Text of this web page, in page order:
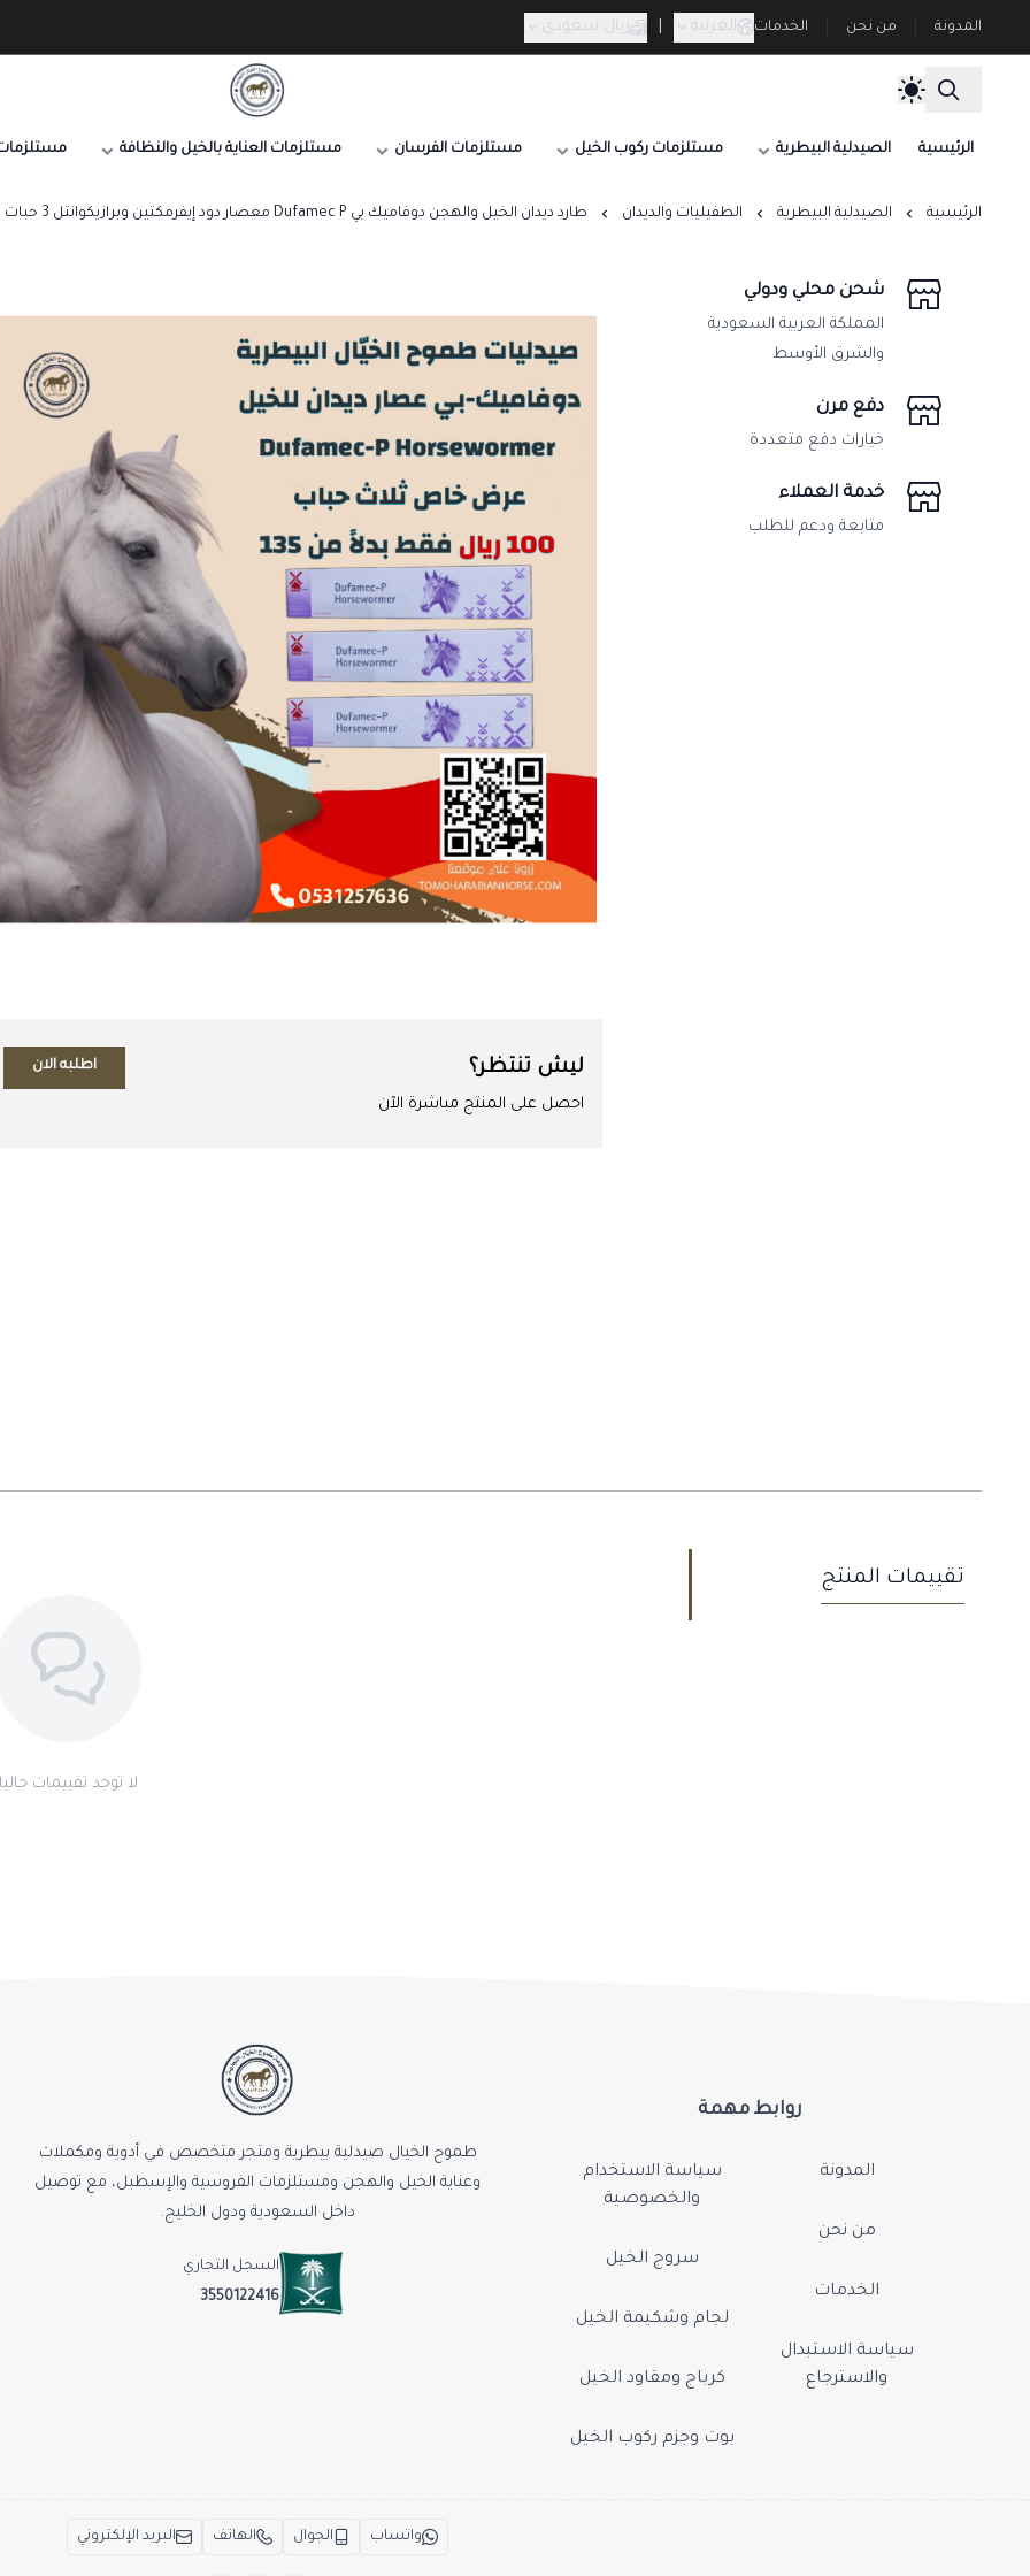
المدونة من نحن الخدمات العربية ريال سعودي
صيدلية طموح الخيال البيطرية
الرئيسية الصيدلية البيطرية مستلزمات ركوب الخيل مستلزمات الفرسان مستلزمات العناية بالخيل والنظافة مستلزمات
الرئيسية الصيدلية البيطرية الطفيليات والديدان طارد ديدان الخيل والهجن دوفاميك بي Dufamec P معصار دود إيفرمكتين وبرازيكوانتل 3 حبات
ليش تنتظر؟
احصل على المنتج مباشرة الآن
اطلبه الان
شحن محلي ودولي
المملكة العربية السعودية
والشرق الأوسط
دفع مرن
خيارات دفع متعددة
خدمة العملاء
متابعة ودعم للطلب
تقييمات المنتج
لا توجد تقييمات حاليا
روابط مهمة
المدونة
من نحن
الخدمات
سياسة الاستبدال
والاسترجاع
سياسة الاستخدام
والخصوصية
سروج الخيل
لجام وشكيمة الخيل
كرباج ومقاود الخيل
بوت وجزم ركوب الخيل
طموح الخيال صيدلية بيطرية ومتجر متخصص في أدوية ومكملات
وعناية الخيل والهجن ومستلزمات الفروسية والإسطبل، مع توصيل
داخل السعودية ودول الخليج.
السجل التجاري
3550122416
واتساب الجوال الهاتف البريد الإلكتروني